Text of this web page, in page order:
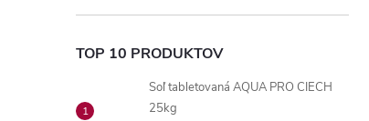
TOP 10 PRODUKTOV
Soľ tabletovaná AQUA PRO CIECH
25kg